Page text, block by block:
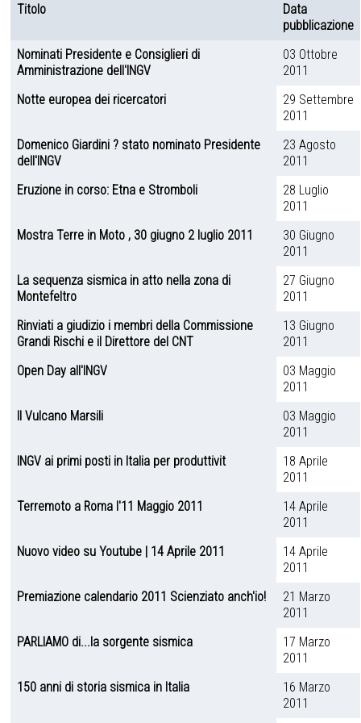
Articoli
Titolo
Data
pubblicazione
Nominati Presidente e Consiglieri di
Amministrazione dell'INGV
03 Ottobre
2011
Notte europea dei ricercatori
29 Settembre
2011
Domenico Giardini ? stato nominato Presidente
dell'INGV
23 Agosto
2011
Eruzione in corso: Etna e Stromboli
28 Luglio
2011
Mostra Terre in Moto , 30 giugno 2 luglio 2011
30 Giugno
2011
La sequenza sismica in atto nella zona di
Montefeltro
27 Giugno
2011
Rinviati a giudizio i membri della Commissione
Grandi Rischi e il Direttore del CNT
13 Giugno
2011
Open Day all'INGV
03 Maggio
2011
Il Vulcano Marsili
03 Maggio
2011
INGV ai primi posti in Italia per produttivit
18 Aprile
2011
Terremoto a Roma l'11 Maggio 2011
14 Aprile
2011
Nuovo video su Youtube | 14 Aprile 2011
14 Aprile
2011
Premiazione calendario 2011 Scienziato anch'io!
21 Marzo
2011
PARLIAMO di...la sorgente sismica
17 Marzo
2011
150 anni di storia sismica in Italia
16 Marzo
2011